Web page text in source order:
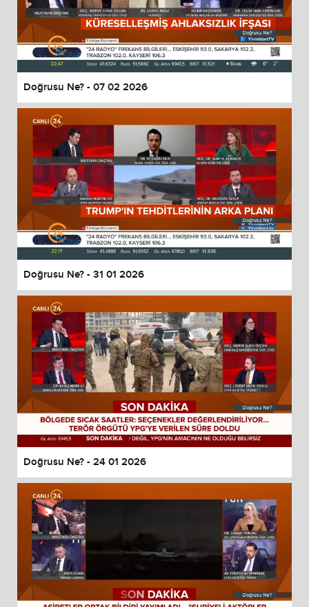
Doğrusu Ne? - 07 02 2026
Doğrusu Ne? - 31 01 2026
Doğrusu Ne? - 24 01 2026